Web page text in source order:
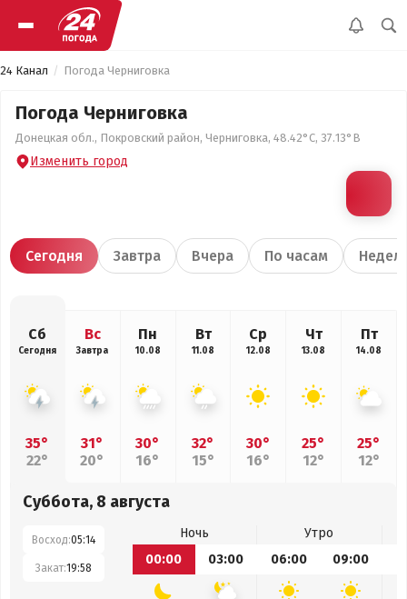
24 Канал Погода Черниговка
Погода Черниговка
Донецкая обл., Покровский район, Черниговка, 48.42°С, 37.13°В
Изменить город
Сегодня Завтра Вчера По часам
Сб
Сегодня
35°
22°
Вс
Завтра
31°
20°
Пн
10.08
30°
16°
Вт
11.08
32°
15°
Ср
12.08
30°
16°
Чт
13.08
25°
12°
Пт
14.08
25°
12°
Суббота, 8 августа
Восход:05:14
Закат:19:58
Ночь
Утро
00:00
03:00 06:00 09:00